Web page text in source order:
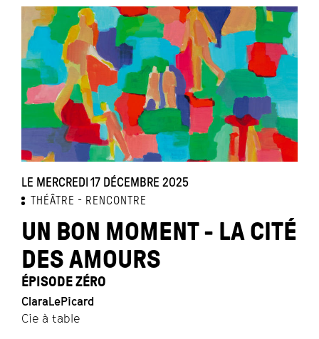
LE MERCREDI 17 DÉCEMBRE 2025
THÉÂTRE RENCONTRE
UN BON MOMENT - LA CITÉ
DES AMOURS
ÉPISODE ZÉRO
ClaraLePicard
Cie à table